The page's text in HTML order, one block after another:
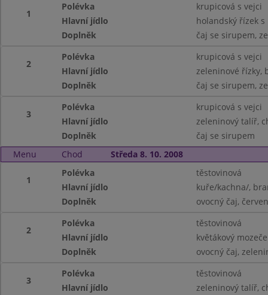
1
Polévka
krupicová s vejci
Hlavní jídlo
holandský řízek
Doplněk
čaj se sirupem,
2
Polévka
krupicová s vejci
Hlavní jídlo
zeleninové řízky,
Doplněk
čaj se sirupem,
3
Polévka
krupicová s vejci
Hlavní jídlo
zeleninový talíř,
Doplněk
čaj se sirupem
Menu
Chod Středa 8. 10. 2008
1
Polévka
těstovinová
Hlavní jídlo
kuře/kachna/,
Doplněk
ovocný čaj,
2
Polévka
těstovinová
Hlavní jídlo
květákový
Doplněk
ovocný čaj,
3
Polévka
těstovinová
Hlavní jídlo
zeleninový talíř,